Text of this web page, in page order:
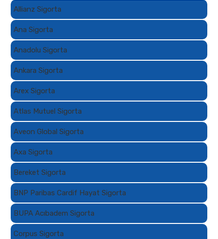
Allianz Sigorta
Ana Sigorta
Anadolu Sigorta
Ankara Sigorta
Arex Sigorta
Atlas Mutuel Sigorta
Aveon Global Sigorta
Axa Sigorta
Bereket Sigorta
BNP Paribas Cardif Hayat Sigorta
BUPA Acıbadem Sigorta
Corpus Sigorta